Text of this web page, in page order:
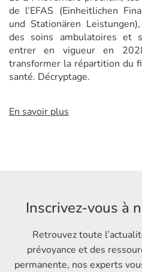
de l’EFAS (Einheitlichen
und Stationären
des soins ambulatoires et
entrer en vigueur en
transformer la répartition du
santé. Décryptage.
En savoir plus
Inscrivez-vous à
Retrouvez toute
prévoyance et des
permanente, nos experts